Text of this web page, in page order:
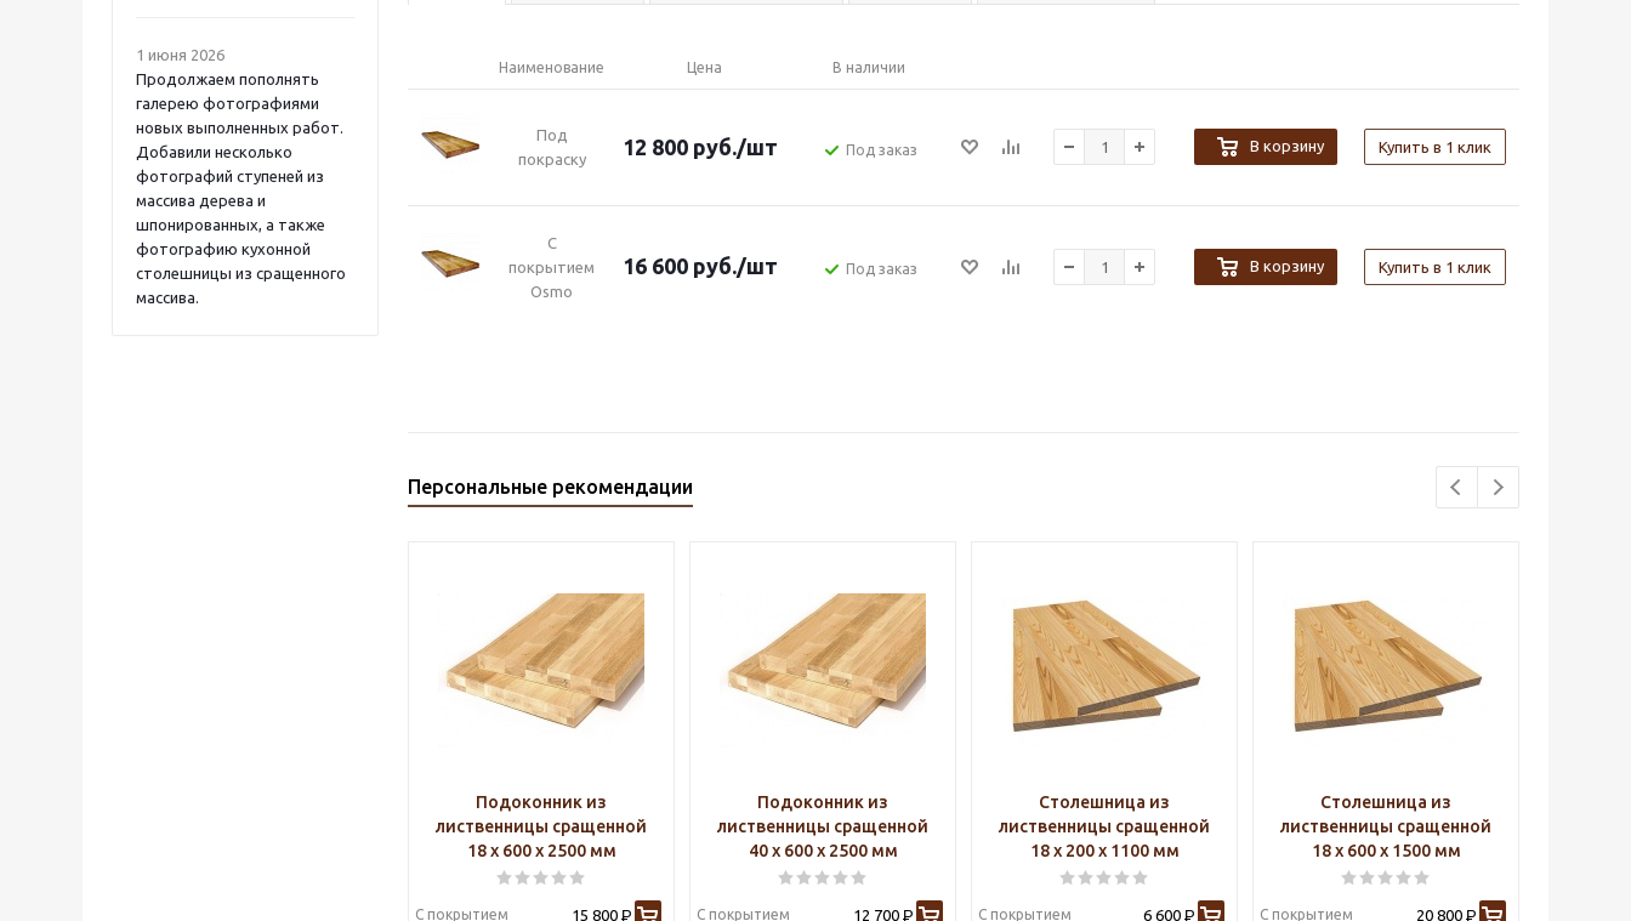
1 июня 2026
Продолжаем пополнять
галерею фотографиями
новых выполненных работ.
Добавили несколько
фотографий ступеней из
массива дерева и
шпонированных, а также
фотографию кухонной
столешницы из сращенного
массива.
Наименование Цена В наличии
Под
покраску
12 800 руб./шт Под заказ В корзину Купить в 1 клик
С
покрытием
Osmo
16 600 руб./шт Под заказ В корзину Купить в 1 клик
Персональные рекомендации
Подоконник из
лиственницы сращенной
18 х 600 х 2500 мм
С покрытием 15 800 Р
Подоконник из
лиственницы сращенной
40 х 600 х 2500 мм
С покрытием 12 700 Р
Столешница из
лиственницы сращенной
18 х 200 х 1100 мм
С покрытием 6 600 Р
Столешница из
лиственницы сращенной
18 х 600 х 1500 мм
С покрытием 20 800 Р